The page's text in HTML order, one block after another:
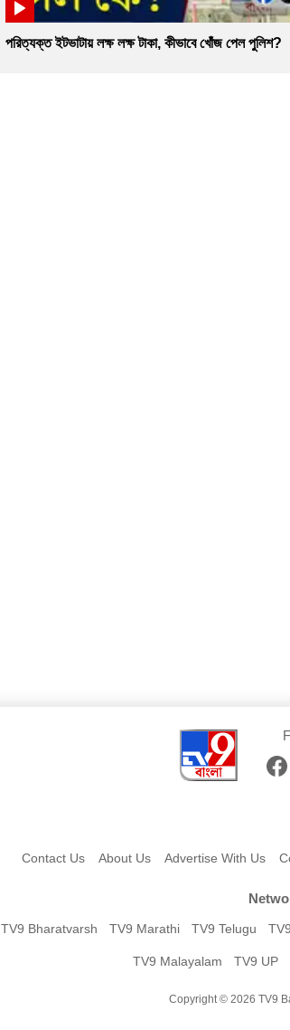
পরিত্যক্ত ইটভাটায় লক্ষ লক্ষ টাকা, কীভাবে খোঁজ পেল পুলিশ?
Contact Us About Us Advertise With Us
TV9 Bharatvarsh TV9 Marathi TV9 Telugu
TV9 Malayalam TV9 UP
Copyright © 2026 TV9